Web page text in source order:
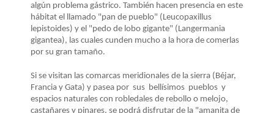
algún problema gástrico. También hacen presencia en este
hábitat el llamado "pan de pueblo" (Leucopaxillus
lepistoides) y el "pedo de lobo gigante" (Langermania
gigantea), las cuales cunden mucho a la hora de comerlas
por su gran tamaño.
Si se visitan las comarcas meridionales de la sierra (Béjar,
Francia y Gata) y pasea por sus bellísimos pueblos y
espacios naturales con robledales de rebollo o melojo,
castañares y pinares, se podrá disfrutar de la "amanita de